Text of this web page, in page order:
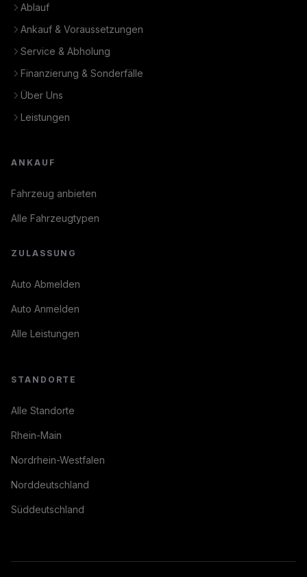
Ablauf
Ankauf & Voraussetzungen
Service & Abholung
Finanzierung & Sonderfälle
Über Uns
Leistungen
ANKAUF
Fahrzeug anbieten
Alle Fahrzeugtypen
ZULASSUNG
Auto Abmelden
Auto Anmelden
Alle Leistungen
STANDORTE
Alle Standorte
Rhein-Main
Nordrhein-Westfalen
Norddeutschland
Süddeutschland